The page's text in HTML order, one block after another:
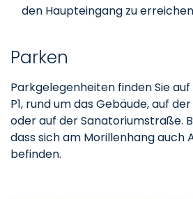
den Haupteingang zu erreichen
Parken
Parkgelegenheiten finden Sie
P1, rund um das Gebäude, auf
oder auf der Sanatoriumstraße.
dass sich am Morillenhang auch
befinden.